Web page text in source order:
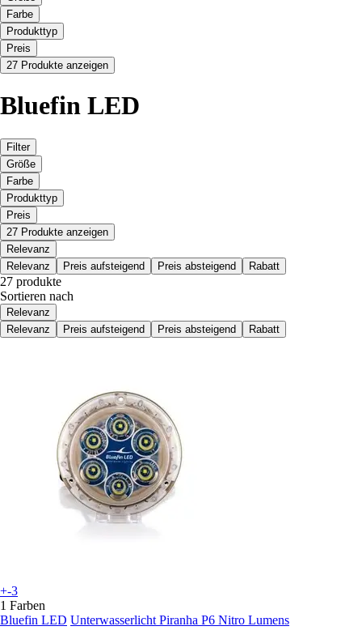
Farbe
Produkttyp
Preis
27 Produkte anzeigen
Bluefin LED
Filter
Größe
Farbe
Produkttyp
Preis
27 Produkte anzeigen
Relevanz
Relevanz
Preis aufsteigend Preis absteigend Rabatt
27 produkte
Sortieren nach
Relevanz
Relevanz
Preis aufsteigend Preis absteigend Rabatt
+-3
1 Farben
Bluefin LED Unterwasserlicht Piranha P6 Nitro Lumens